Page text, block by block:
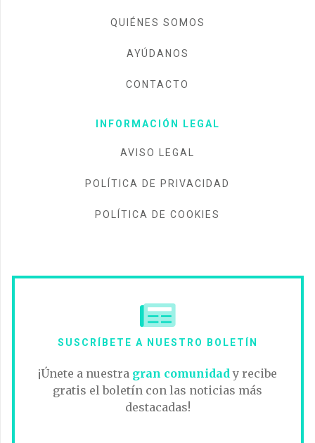
QUIÉNES SOMOS
AYÚDANOS
CONTACTO
INFORMACIÓN LEGAL
AVISO LEGAL
POLÍTICA DE PRIVACIDAD
POLÍTICA DE COOKIES
SUSCRÍBETE A NUESTRO BOLETÍN
¡Únete a nuestra gran comunidad y recibe
gratis el boletín con las noticias más
destacadas!